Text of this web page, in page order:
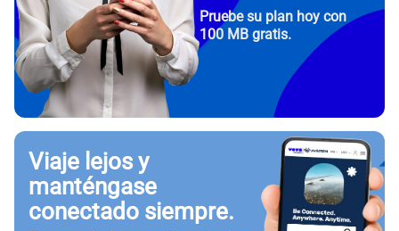
Pruebe su plan hoy con
100 MB gratis.
Viaje lejos y
manténgase
conectado siempre.